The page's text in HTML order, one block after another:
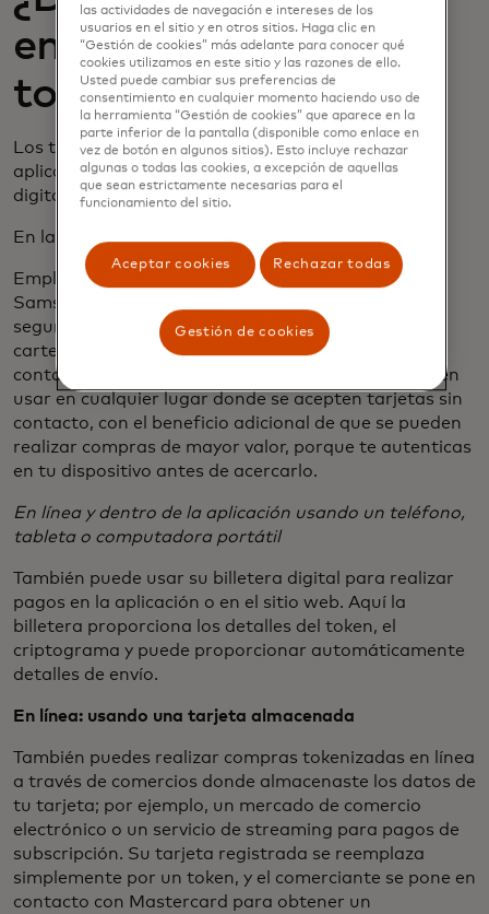
emplear la
tokenización?
Los tokens se pueden usar en la tienda, en la
aplicación y en línea para realizar transacciones
digitales seguras.
En la tienda usando un teléfono o reloj
Empleando una cartera digital como Apple Pay,
Samsung Pay o Google Pay, puedes realizar pagos
seguros sin contacto al finalizar la compra. Estas
carteras digitales emplean la misma tecnología
contactless que las tarjetas sin contacto y se pueden
usar en cualquier lugar donde se acepten tarjetas sin
contacto, con el beneficio adicional de que se pueden
realizar compras de mayor valor, porque te autenticas
en tu dispositivo antes de acercarlo.
En línea y dentro de la aplicación usando un teléfono,
tableta o computadora portátil
También puede usar su billetera digital para realizar
pagos en la aplicación o en el sitio web. Aquí la
billetera proporciona los detalles del token, el
criptograma y puede proporcionar automáticamente
detalles de envío.
En línea: usando una tarjeta almacenada
También puedes realizar compras tokenizadas en línea
a través de comercios donde almacenaste los datos de
tu tarjeta; por ejemplo, un mercado de comercio
electrónico o un servicio de streaming para pagos de
subscripción. Su tarjeta registrada se reemplaza
simplemente por un token, y el comerciante se pone en
contacto con Mastercard para obtener un
las actividades de navegación e intereses de los
usuarios en el sitio y en otros sitios. Haga clic en
“Gestión de cookies” más adelante para conocer qué
cookies utilizamos en este sitio y las razones de ello.
Usted puede cambiar sus preferencias de
consentimiento en cualquier momento haciendo uso de
la herramienta “Gestión de cookies” que aparece en la
parte inferior de la pantalla (disponible como enlace en
vez de botón en algunos sitios). Esto incluye rechazar
algunas o todas las cookies, a excepción de aquellas
que sean estrictamente necesarias para el
funcionamiento del sitio.
Aceptar cookies Rechazar todas
Gestión de cookies